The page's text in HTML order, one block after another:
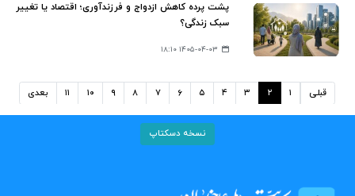
پشت پرده کاهش ازدواج و فرزندآوری؛ اقتصاد یا تغییر
سبک زندگی؟
۱۴۰۵-۰۴-۰۳ ۱۸:۱۰
قبلی ۱ ۲ ۳ ۴ ۵ ۶ ۷ ۸ ۹ ۱۰ ۱۱ بعدی
نسخه دسکتاپ